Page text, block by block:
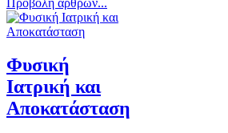
Φυσική
Ιατρική και
Αποκατάσταση